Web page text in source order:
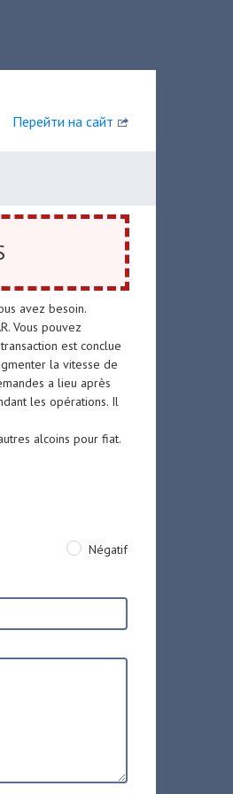
Перейти на сайт
avez besoin.
Vous pouvez
est conclue
la vitesse de
a lieu après
les opérations. Il
alcoins pour fiat.
Négatif